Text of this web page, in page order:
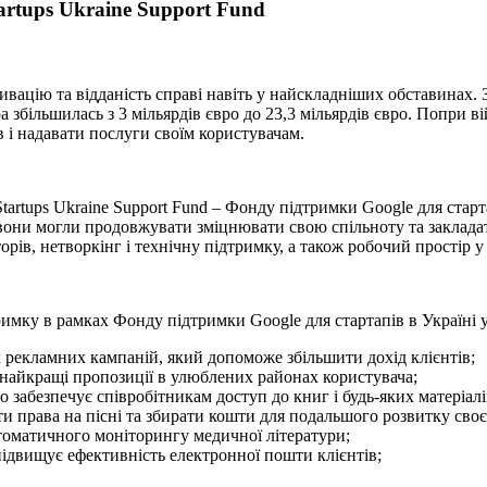
Ukraine Support Fund
та відданість справі навіть у найскладніших обставинах.
збільшилась з 3 мільярдів євро до 23,3 мільярдів євро.
надавати послуги своїм користувачам.
Ukraine Support Fund – Фонду підтримки Google для
могли продовжувати зміцнювати свою спільноту та
нетворкінг і технічну підтримку, а також робочий
в рамках Фонду підтримки Google для стартапів в Україні
кампаній, який допоможе збільшити дохід клієнтів;
пропозиції в улюблених районах користувача;
співробітникам доступ до книг і будь-яких
на пісні та збирати кошти для подальшого розвитку
моніторингу медичної літератури;
ефективність електронної пошти клієнтів;